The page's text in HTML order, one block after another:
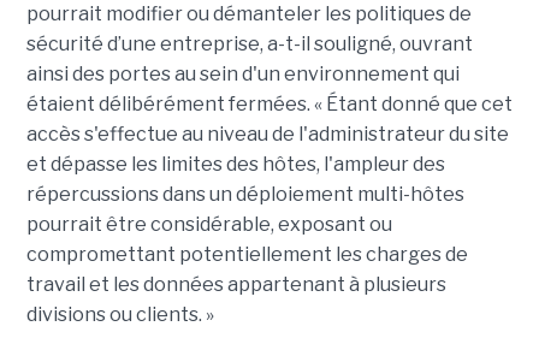
pourrait modifier ou démanteler les politiques de
sécurité d’une entreprise, a-t-il souligné, ouvrant
ainsi des portes au sein d'un environnement qui
étaient délibérément fermées. « Étant donné que cet
accès s'effectue au niveau de l'administrateur du site
et dépasse les limites des hôtes, l'ampleur des
répercussions dans un déploiement multi-hôtes
pourrait être considérable, exposant ou
compromettant potentiellement les charges de
travail et les données appartenant à plusieurs
divisions ou clients. »